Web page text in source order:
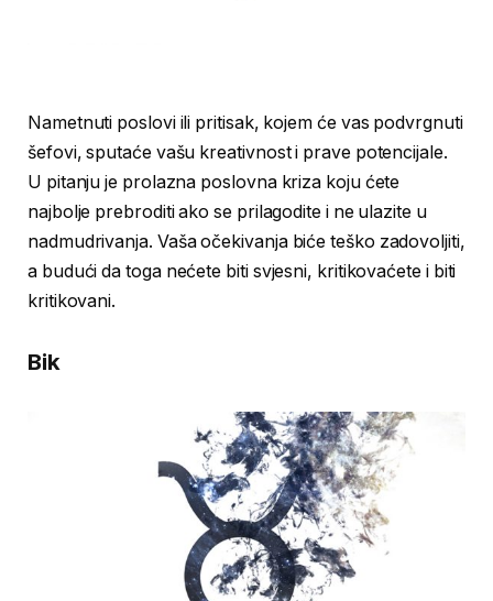
Nametnuti poslovi ili pritisak, kojem će vas podvrgnuti
šefovi, sputaće vašu kreativnost i prave potencijale.
U pitanju je prolazna poslovna kriza koju ćete
najbolje prebroditi ako se prilagodite i ne ulazite u
nadmudrivanja. Vaša očekivanja biće teško zadovoljiti,
a budući da toga nećete biti svjesni, kritikovaćete i biti
kritikovani.
Bik